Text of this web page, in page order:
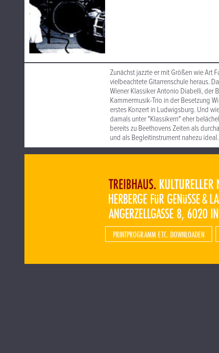
Zunächst jazzte er mit Größen wie Art
vielbeachtete Gitarrenschule heraus.
Wiener Klassiker Antonio Diabelli, der
Kammermusik-Trio in der Besetzung
erstes Konzert in Ludwigsburg. Und
damals unter "Klassikern" eher
bereits zu Beethovens Zeiten als
und als Begleitinstrument nahezu ideal.
PRINTPROGRAMM ETC. DOWNLOADEN